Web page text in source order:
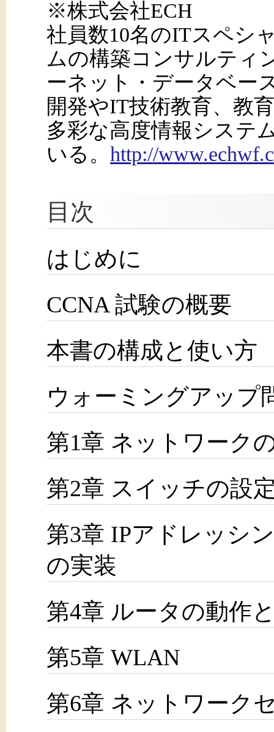
※株式会社ECH
社員数10名のITスペシ
ムの構築コンサルティ
ーネット・データベー
開発やIT技術教育、教
多彩な高度情報システ
いる。 http://
目次
はじめに
CCNA 試験の概要
本書の構成と使い方
ウォーミングアップ
第1章 ネットワーク
第2章 スイッチの設
第3章 IPアドレッシ
の実装
第4章 ルータの動作
第5章 WLAN
第6章 ネットワーク